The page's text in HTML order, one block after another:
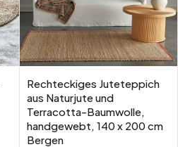
Rechteckiges Juteteppich
aus Naturjute und
Terracotta-Baumwolle,
handgewebt, 140 x 200 cm
Bergen